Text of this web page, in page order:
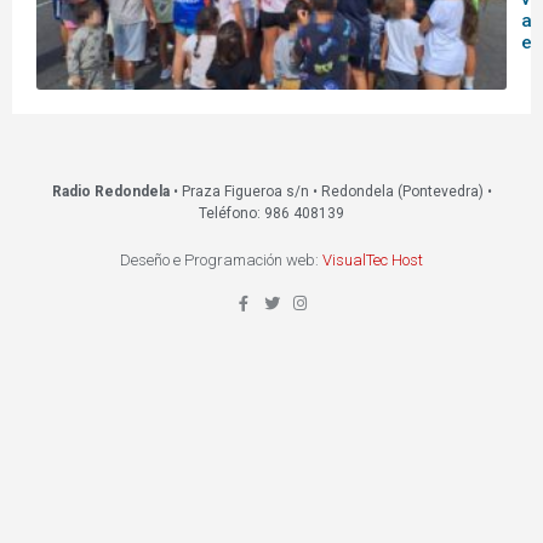
Radio Redondela• Praza Figueroa s/n • Redondela (Pontevedra) •
Teléfono: 986 408139
Deseño e Programación web: VisualTec Host